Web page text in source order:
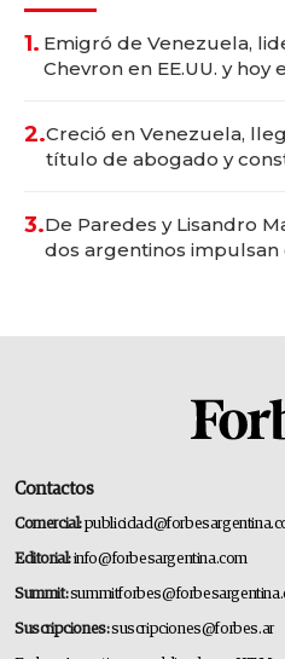
1. Emigró de Venezuela,
Chevron en EE.UU. y hoy
2.Creció en Venezuela,
título de abogado y
3.De Paredes y Lisandro
dos argentinos
Contactos
Comercial:
Editorial:info@forbesargentina.com
Summit:
Suscripciones:suscripciones@forbes.ar